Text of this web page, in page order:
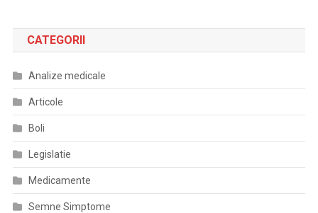
CATEGORII
Analize medicale
Articole
Boli
Legislatie
Medicamente
Semne Simptome